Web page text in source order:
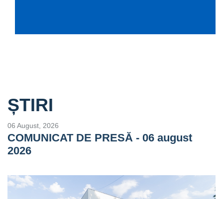
ȘTIRI
06 August, 2026
COMUNICAT DE PRESĂ - 06 august
2026